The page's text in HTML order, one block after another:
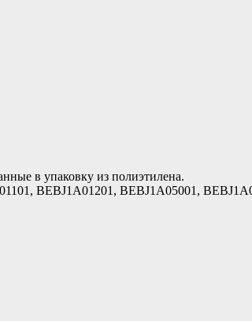
в упаковку из полиэтилена.
BEBJ1A01201, BEBJ1A05001,